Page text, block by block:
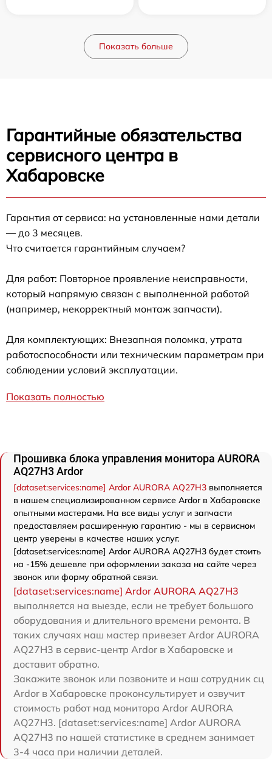
Показать больше
Гарантийные обязательства
сервисного центра в
Хабаровске
Гарантия от сервиса: на установленные нами детали
— до 3 месяцев.
Что считается гарантийным случаем?
Для работ: Повторное проявление неисправности,
который напрямую связан с выполненной работой
(например, некорректный монтаж запчасти).
Для комплектующих: Внезапная поломка, утрата
работоспособности или техническим параметрам при
соблюдении условий эксплуатации.
Показать полностью
Прошивка блока управления монитора AURORA
AQ27H3 Ardor
[dataset:services:name] Ardor AURORA AQ27H3 выполняется
в нашем специализированном сервисе Ardor в Хабаровске
опытными мастерами. На все виды услуг и запчасти
предоставляем расширенную гарантию - мы в сервисном
центр уверены в качестве наших услуг.
[dataset:services:name] Ardor AURORA AQ27H3 будет стоить
на -15% дешевле при оформлении заказа на сайте через
звонок или форму обратной связи.
[dataset:services:name] Ardor AURORA AQ27H3
выполняется на выезде, если не требует большого
оборудования и длительного времени ремонта. В
таких случаях наш мастер привезет Ardor AURORA
AQ27H3 в сервис-центр Ardor в Хабаровске и
доставит обратно.
Закажите звонок или позвоните и наш сотрудник сц
Ardor в Хабаровске проконсультирует и озвучит
стоимость работ над монитора Ardor AURORA
AQ27H3. [dataset:services:name] Ardor AURORA
AQ27H3 по нашей статистике в среднем занимает
3-4 часа при наличии деталей.